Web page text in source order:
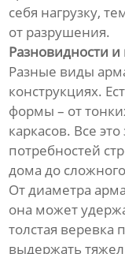
себя нагрузку,
от разрушения.
Разновидности
Разные виды
конструкциях.
формы – от
каркасов. Все
потребностей
дома до
От диаметра
она может
толстая
выдержать